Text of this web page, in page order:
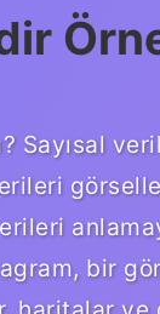
Sayısal
bir